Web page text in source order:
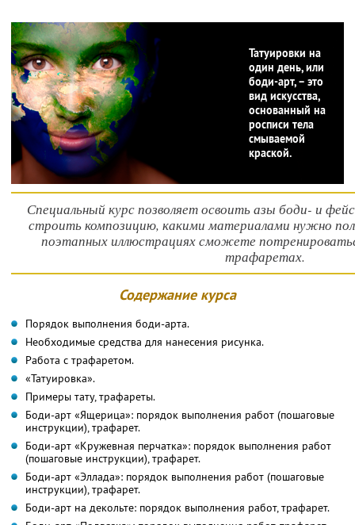
Татуировки на
один день, или
боди-арт, – это
вид искусства,
основанный на
росписи тела
смываемой
краской.
Специальный курс позволяет освоить азы боди- и
строить композицию, какими материалами нужно
поэтапных иллюстрациях сможете
трафаретах.
Содержание курса
Порядок выполнения боди-арта.
Необходимые средства для нанесения рисунка.
Работа с трафаретом.
«Татуировка».
Примеры тату, трафареты.
Боди-арт «Ящерица»: порядок выполнения работ (пошаговые
инструкции), трафарет.
Боди-арт «Кружевная перчатка»: порядок выполнения работ
(пошаговые инструкции), трафарет.
Боди-арт «Эллада»: порядок выполнения работ (пошаговые
инструкции), трафарет.
Боди-арт на декольте: порядок выполнения работ, трафарет.